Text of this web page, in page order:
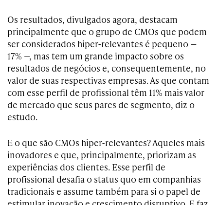
Os resultados, divulgados agora, destacam
principalmente que o grupo de CMOs que podem
ser considerados hiper-relevantes é pequeno —
17% —, mas tem um grande impacto sobre os
resultados de negócios e, consequentemente, no
valor de suas respectivas empresas. As que contam
com esse perfil de profissional têm 11% mais valor
de mercado que seus pares de segmento, diz o
estudo.
E o que são CMOs hiper-relevantes? Aqueles mais
inovadores e que, principalmente, priorizam as
experiências dos clientes. Esse perfil de
profissional desafia o status quo em companhias
tradicionais e assume também para si o papel de